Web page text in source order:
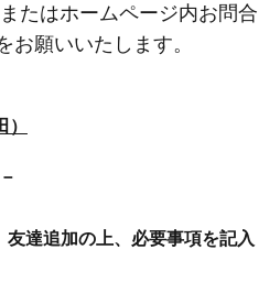
たはホームページ内お問合
お願いいたします。
達追加の上、必要事項を記入